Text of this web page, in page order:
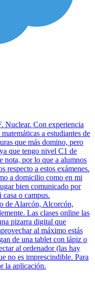
Nuclear. Con experiencia
a estudiantes de
que más domino, pero
que tengo nivel C1 de
nota, por lo que a alumnos
respecto a estos exámenes.
a domicilio como en mi
bien comunicado por
o campus.
de Alarcón, Alcorcón,
Las clases online las
pizarra digital que
al máximo estás
de una tablet con lápiz o
al ordenador (las hay
no es imprescindible. Para
la aplicación.